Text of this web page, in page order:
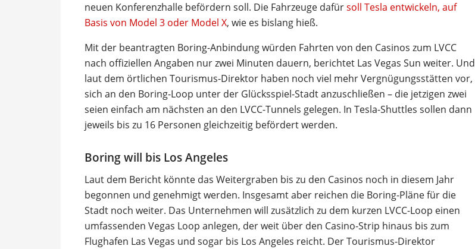
neuen Konferenzhalle befördern soll. Die Fahrzeuge dafürsoll Tesla entwickeln, auf
Basis von Model 3 oder Model X, wie es bislang hieß.
Mit der beantragten Boring-Anbindung würden Fahrten von den Casinos zum LVCC
nach offiziellen Angaben nur zwei Minuten dauern, berichtet Las Vegas Sun weiter. Und
laut dem örtlichen Tourismus-Direktor haben noch viel mehr Vergnügungsstätten vor,
sich an den Boring-Loop unter der Glücksspiel-Stadt anzuschließen – die jetzigen zwei
seien einfach am nächsten an den LVCC-Tunnels gelegen. In Tesla-Shuttles sollen dann
jeweils bis zu 16 Personen gleichzeitig befördert werden.
Boring will bis Los Angeles
Laut dem Bericht könnte das Weitergraben bis zu den Casinos noch in diesem Jahr
begonnen und genehmigt werden. Insgesamt aber reichen die Boring-Pläne für die
Stadt noch weiter. Das Unternehmen will zusätzlich zu dem kurzen LVCC-Loop einen
umfassenden Vegas Loop anlegen, der weit über den Casino-Strip hinaus bis zum
Flughafen Las Vegas und sogar bis Los Angeles reicht. Der Tourismus-Direktor